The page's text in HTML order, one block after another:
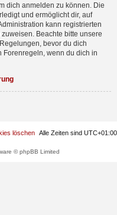
dich anmelden zu können. Die
und ermöglicht dir, auf
kann registrierten
Beachte bitte unsere
bevor du dich
Forenregeln, wenn du dich in
Alle Zeiten sind UTC+01:00
löschen
© phpBB Limited